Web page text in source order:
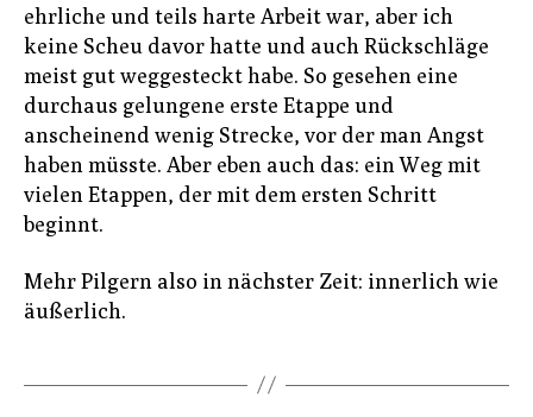
ehrliche und teils harte Arbeit war, aber ich
keine Scheu davor hatte und auch Rückschläge
meist gut weggesteckt habe. So gesehen eine
durchaus gelungene erste Etappe und
anscheinend wenig Strecke, vor der man Angst
haben müsste. Aber eben auch das: ein Weg mit
vielen Etappen, der mit dem ersten Schritt
beginnt.
Mehr Pilgern also in nächster Zeit: innerlich wie
äußerlich.